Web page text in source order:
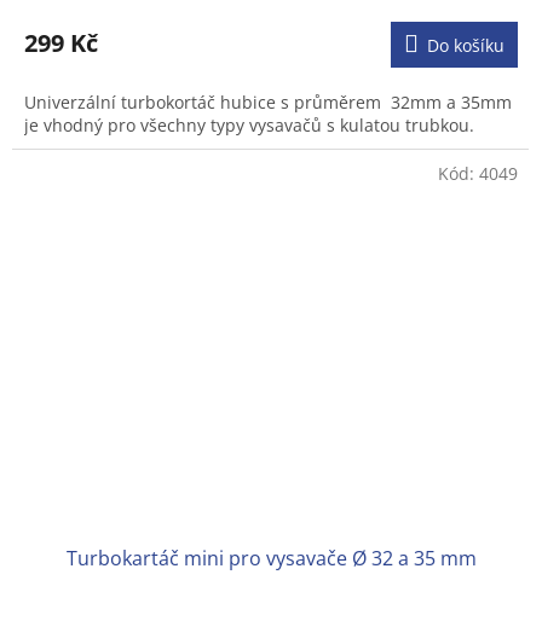
produktu
je
z
5
hvězdiček.
299 Kč Do košíku
Univerzální turbokortáč hubice s průměrem 32mm a 35mm
je vhodný pro všechny typy vysavačů s kulatou trubkou.
Turbokartáč mini pro vysavače Ø 32 a 35 mm
Kód: 4049